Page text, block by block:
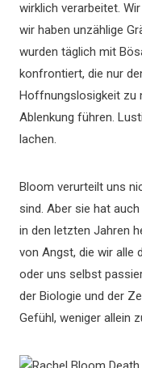
wirklich verarbeitet.
wir haben unzählige
wurden täglich mit
konfrontiert, die nur
Hoffnungslosigkeit zu
Ablenkung führen.
lachen.
Bloom verurteilt uns
sind. Aber sie hat
in den letzten Jahren
von Angst, die wir alle
oder uns selbst
der Biologie und der
Gefühl, weniger allein